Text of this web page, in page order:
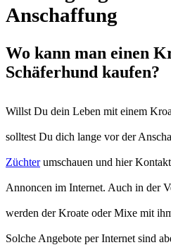
Anschaffung
Wo kann man einen
Schäferhund kaufen?
Willst Du dein Leben mit einem
solltest Du dich lange vor der
Züchterumschauen und hier
Annoncen im Internet. Auch in der
werden der Kroate oder Mixe mit
Solche Angebote per Internet sind